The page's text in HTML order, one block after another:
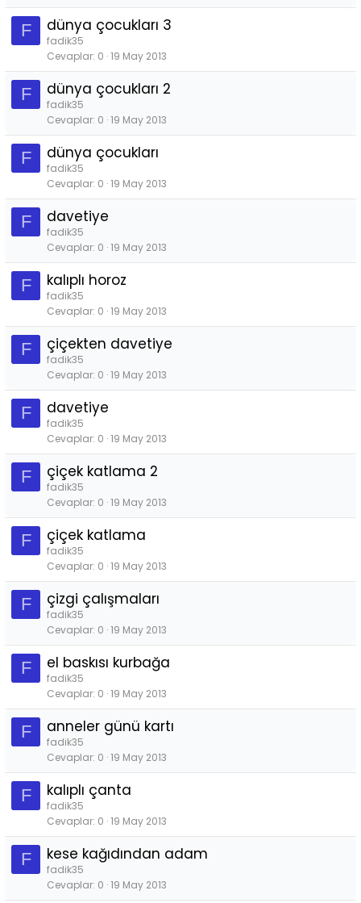
F dünya çocukları 3
fadik35
Cevaplar 0 19 May 2013
F dünya çocukları 2
fadik35
Cevaplar 0 19 May 2013
F dünya çocukları
fadik35
Cevaplar 0 19 May 2013
F davetiye
fadik35
Cevaplar 0 19 May 2013
F kalıplı horoz
fadik35
Cevaplar 0 19 May 2013
F çiçekten davetiye
fadik35
Cevaplar 0 19 May 2013
F davetiye
fadik35
Cevaplar 0 19 May 2013
F çiçek katlama 2
fadik35
Cevaplar 0 19 May 2013
F çiçek katlama
fadik35
Cevaplar 0 19 May 2013
F çizgi çalışmaları
fadik35
Cevaplar 0 19 May 2013
F el baskısı kurbağa
fadik35
Cevaplar 0 19 May 2013
F anneler günü kartı
fadik35
Cevaplar 0 19 May 2013
F kalıplı çanta
fadik35
Cevaplar 0 19 May 2013
F kese kağıdından adam
fadik35
Cevaplar 0 19 May 2013